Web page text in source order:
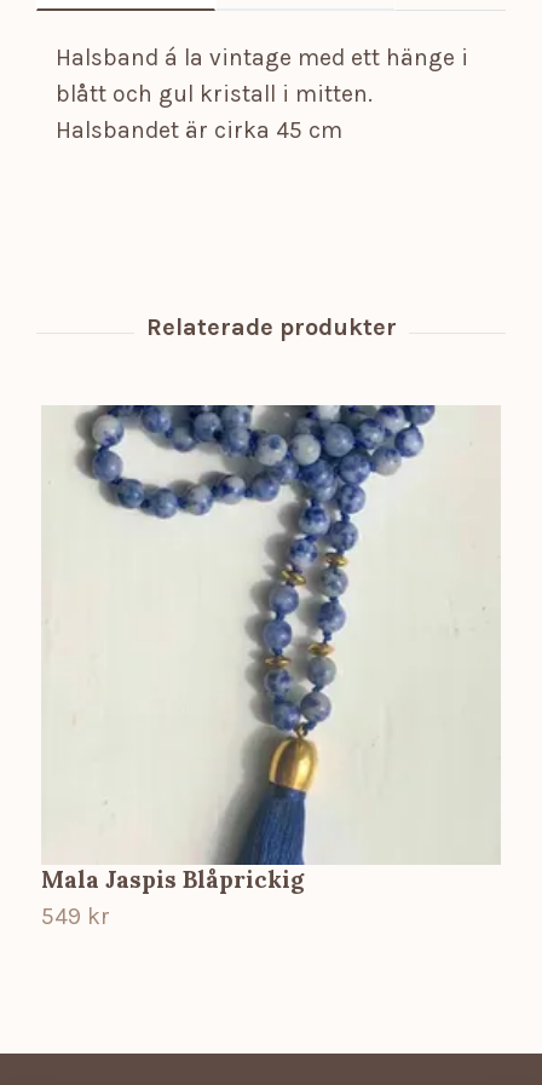
Halsband á la vintage med ett hänge i
blått och gul kristall i mitten.
Halsbandet är cirka 45 cm
Mala Jaspis Blåprickig
549 kr